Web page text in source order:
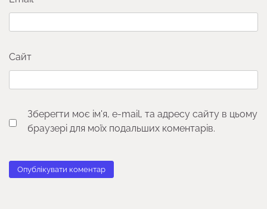
Сайт
Зберегти моє ім'я, e-mail, та адресу сайту в цьому
браузері для моїх подальших коментарів.